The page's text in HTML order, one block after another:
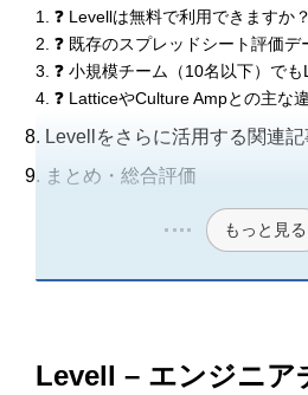
❓ Levellは無料で利用できますか？
❓ 既存のスプレッドシート評価
❓ 小規模チーム（10名以下）で
❓ LatticeやCulture Ampとの主な
Levellをさらに活用する関連記
まとめ・総合評価
もっと見る
Levell – エンジニア